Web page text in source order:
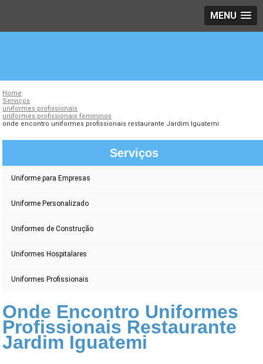
MENU
Home
Serviços
uniformes profissionais
uniformes profissionais femininos
onde encontro uniformes profissionais restaurante Jardim Iguatemi
Serviços
Uniforme para Empresas
Uniforme Personalizado
Uniformes de Construção
Uniformes Hospitalares
Uniformes Profissionais
Onde Encontro Uniformes
Profissionais Restaurante
Jardim Iguatemi